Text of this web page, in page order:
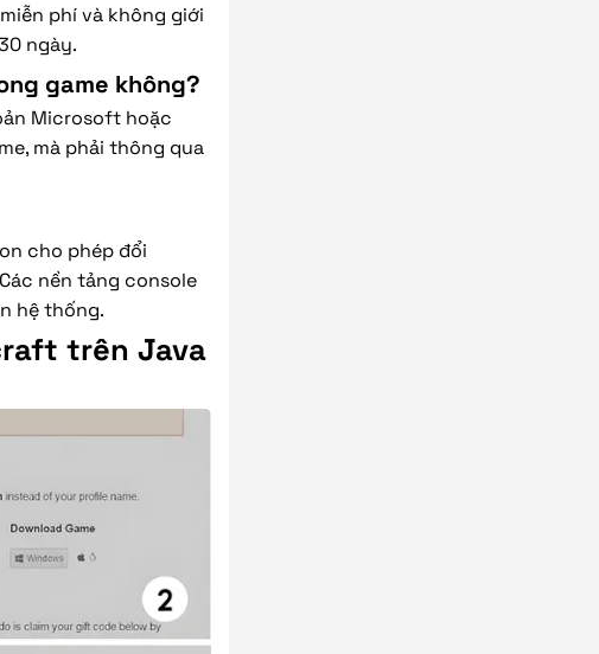
phí và không giới
ngày.
game không?
Microsoft hoặc
mà phải thông qua
cho phép đổi
nền tảng console
hệ thống.
trên Java